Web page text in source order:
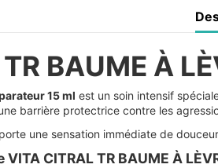
BAUME À
15 ml est un soin intensif
barrière protectrice contre les
une sensation immédiate de
CITRAL TR BAUME À